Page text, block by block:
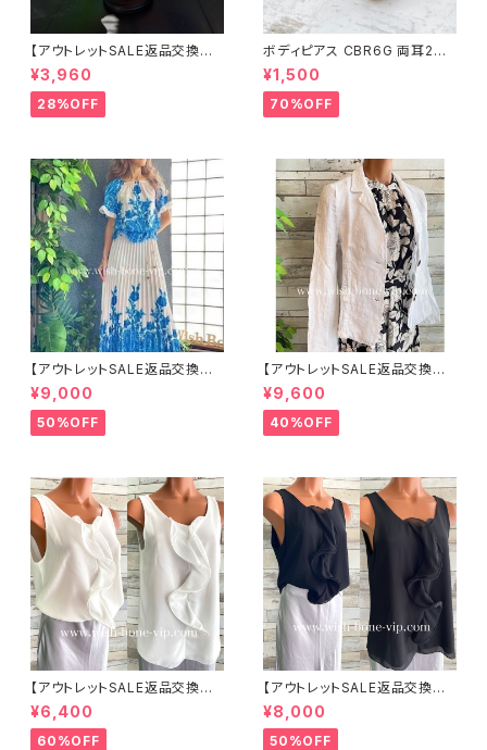
【アウトレットSALE返品交換不
可8/20まで】つば広サマーハッ
ト・通気性・軽量 ワイヤー入りハ
ット ボーダー＆BIGリボン・女優
帽 UV/紫外線対策 レディースハ
¥3,960
28%OFF
ボディピアス CBR6G 両耳2個
セット 1ボール ネジ式 簡単脱着
サージカルステンレス NY直輸
入
¥1,500
70%OFF
【アウトレットSALE返品交換不
可8/20まで】イタリア製ロング・
マキシスカート＆トップス セット
アップ /ホワイト＆ブルー(S)(M)
(L)
¥9,000
50%OFF
【アウトレットSALE返品交換不
可8/20まで】イタリア製サマー
ジャケット｜Made in ITALY｜
リネン麻 飾りエリ ジャケット/ホ
ワイト
¥9,600
40%OFF
【アウトレットSALE返品交換不
可8/20まで】イタリア製 CASA
DEILUCA ITALY｜前フリル＆B
IGフリルトップス /ホワイト
¥6,400
60%OFF
【アウトレットSALE返品交換不
可8/20まで】イタリア製 CASA
DEILUCA ITALY｜前フリル＆B
IGフリルトップス /ブラック
¥8,000
50%OFF